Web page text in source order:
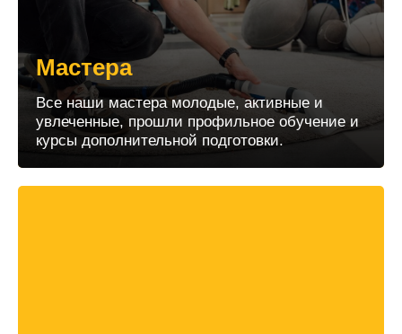
Мастера
Все наши мастера молодые, активные и
увлеченные, прошли профильное обучение и
курсы дополнительной подготовки.